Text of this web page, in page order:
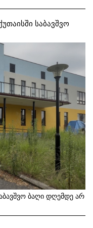
საბავშვო
ბაღი დღემდე არ